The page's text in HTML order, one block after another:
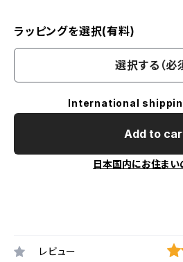
ラッピングを選択(有料)
選択する（必
International
Add to
日本国内にお住まい
レビュー